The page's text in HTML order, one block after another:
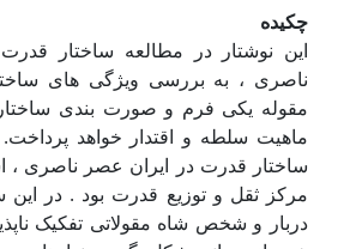
چکیده
این نوشتار در مطالعه ساختار
ناصری ، به بررسی ویژگی های
مقوله یکی فرم و صورت بندی
ماهیت سلطه و اقتدار خواهد
ساختار قدرت در ایران عصر ناصری ،
مرکز ثقل و توزیع قدرت بود . در این
دربار و شخص شاه مقولاتی تفکیک